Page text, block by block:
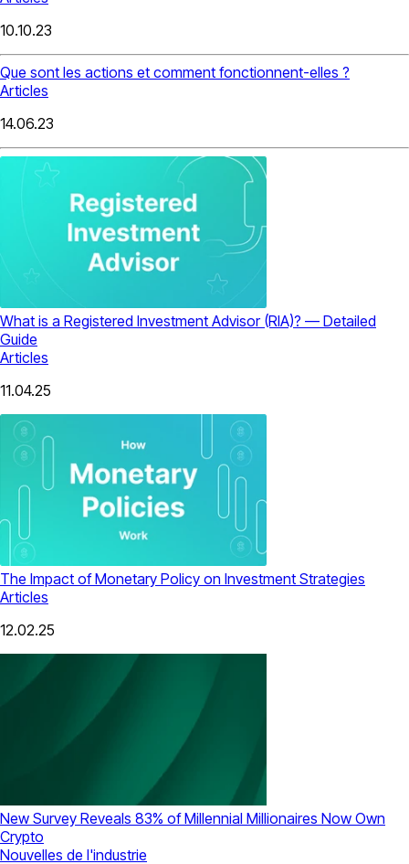
10.10.23
Que sont les actions et comment fonctionnent-elles ?
Articles
14.06.23
What is a Registered Investment Advisor (RIA)? — Detailed
Guide
Articles
11.04.25
The Impact of Monetary Policy on Investment Strategies
Articles
12.02.25
New Survey Reveals 83% of Millennial Millionaires Now Own
Crypto
Nouvelles de l'industrie